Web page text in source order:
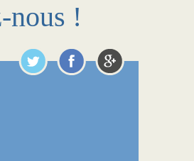
nous !